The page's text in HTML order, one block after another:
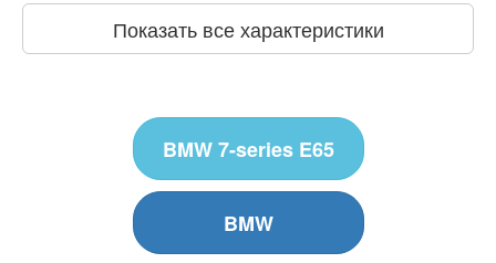
Показать все характеристики
BMW 7-series E65
BMW